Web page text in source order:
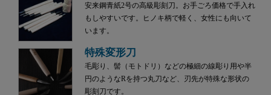
安来鋼青紙2号の高級彫刻刀。お手ごろ価格で手入れ
もしやすいです。ヒノキ柄で軽く、女性にも向いて
います。
特殊変形刀
毛彫り、髻（モトドリ）などの極細の線彫り用や半
円のようなRを持つ丸刀など、刃先が特殊な形状の
彫刻刀です。